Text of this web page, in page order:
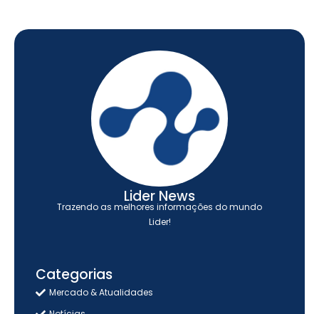
Lider News
Trazendo as melhores informações do mundo
Lider!
Categorias
Mercado & Atualidades